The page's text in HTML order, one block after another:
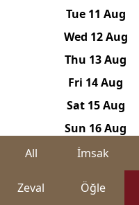
Tue 11 Aug
Wed 12 Aug
Thu 13 Aug
Fri 14 Aug
Sat 15 Aug
Sun 16 Aug
Mon 17 Aug
Tue 18 Aug
Wed 19 Aug
All İmsak
Zeval Öğle